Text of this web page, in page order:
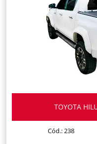
TOYOTA
Cód.: 238